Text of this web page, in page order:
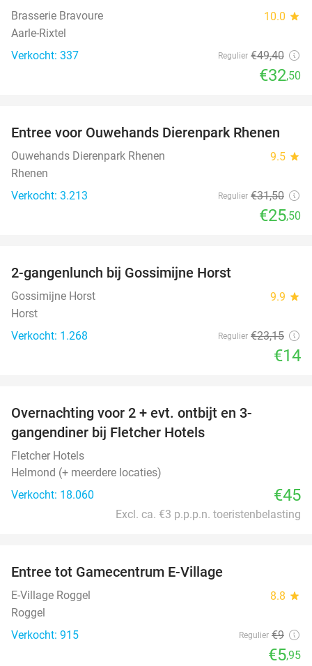
Brasserie Bravoure 10.0 star
Aarle-Rixtel
Verkocht: 337
Regulier €49,40
€32,50
19%
Entree voor Ouwehands Dierenpark Rhenen
Ouwehands Dierenpark Rhenen 9.5 star
Rhenen
Verkocht: 3.213
Regulier €31,50
€25,50
2-gangenlunch bij Gossimijne Horst
Gossimijne Horst 9.9 star
Horst
Verkocht: 1.268
Regulier €23,15
€14
Overnachting voor 2 + evt. ontbijt en 3-
gangendiner bij Fletcher Hotels
Fletcher Hotels
Helmond (+ meerdere locaties)
Verkocht: 18.060
€45
Excl. ca. €3 p.p.p.n. toeristenbelasting
Entree tot Gamecentrum E-Village
E-Village Roggel 8.8 star
Roggel
Verkocht: 915
Regulier €9
€5,95